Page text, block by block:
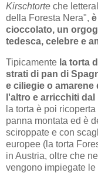
Kirschtorte che
della Foresta Nera",
cioccolato, un
tedesca, celebre e
Tipicamente la torta
strati di pan di
e ciliegie o
l'altro e arricchiti
la torta è poi
panna montata ed è
sciroppate e con
europee (la torta
in Austria, oltre che
vengono impiegate